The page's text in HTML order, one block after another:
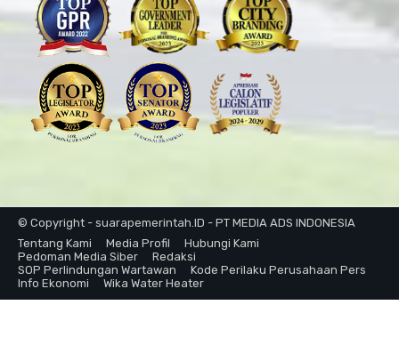
© Copyright - suarapemerintah.ID - PT MEDIA ADS INDONESIA
Tentang Kami
Media Profil
Hubungi Kami
Pedoman Media Siber
Redaksi
SOP Perlindungan Wartawan
Kode Perilaku Perusahaan Pers
Info Ekonomi
Wika Water Heater